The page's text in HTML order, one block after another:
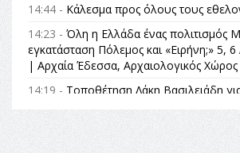
14:44 - Κάλεσμα προς όλους τους
14:23 - Όλη η Ελλάδα ένας πολιτισμός
εγκατάσταση Πόλεμος και «Ειρήνη;» 5,
| Αρχαία Έδεσσα, Αρχαιολογικός
14:19 - Τοποθέτηση Λάκη Βασιλειάδη
θεσμικές διαδικασίες υπάρχει μόνο η
στις επόμενες γενιές»